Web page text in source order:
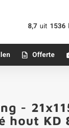
8,7 uit 1536
Offerte
-
hout KD